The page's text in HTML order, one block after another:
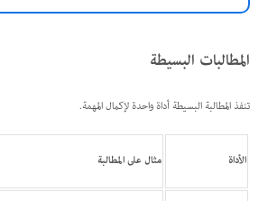
المطالبات البسيطة
تنفذ المطالبة البسيطة أداة واحدة لإكمال المهمة.
الأداة مثال على المطالبة